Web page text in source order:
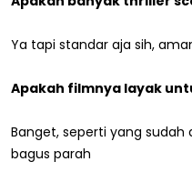
Ya tapi standar aja sih,
Apakah filmnya layak
Banget, seperti yang
bagus parah